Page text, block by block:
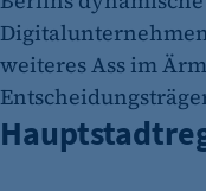
weiteres Ass im